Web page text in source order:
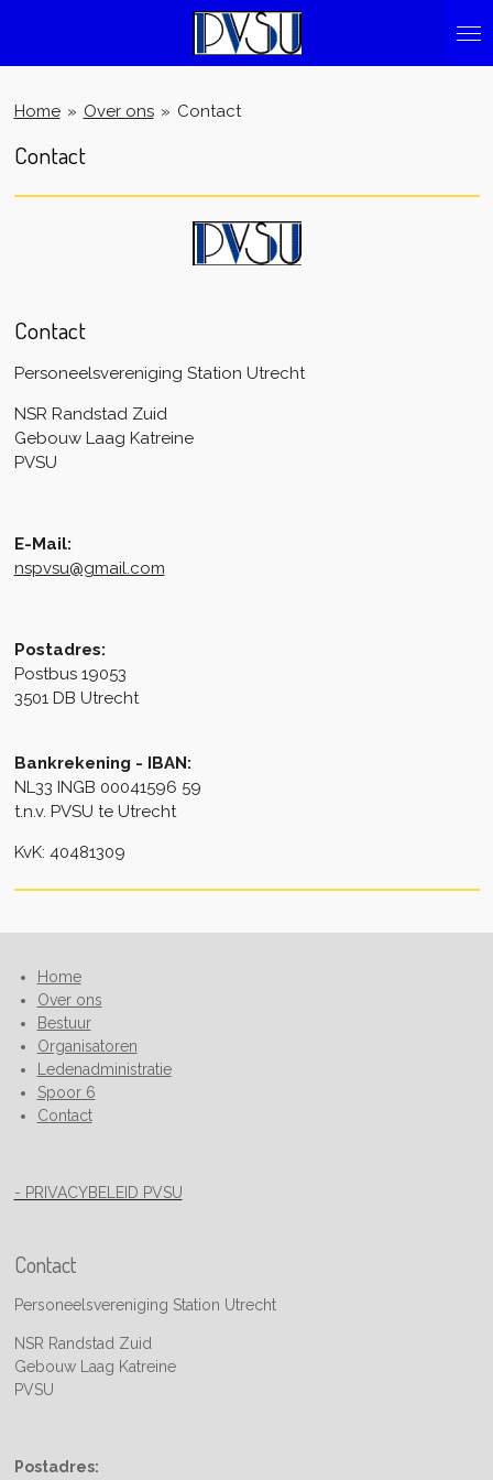
naar
hoofdinhoud
Home » Over ons » Contact
Contact
Contact
Personeelsvereniging Station Utrecht
NSR Randstad Zuid
Gebouw Laag Katreine
PVSU
E-Mail:
nspvsu@gmail.com
Postadres:
Postbus 19053
3501 DB Utrecht
Bankrekening - IBAN:
NL33 INGB 00041596 59
t.n.v. PVSU te Utrecht
KvK: 40481309
Home
Over ons
Bestuur
Organisatoren
Ledenadministratie
Spoor 6
Contact
- PRIVACYBELEID PVSU
Contact
Personeelsvereniging Station Utrecht
NSR Randstad Zuid
Gebouw Laag Katreine
PVSU
Postadres: